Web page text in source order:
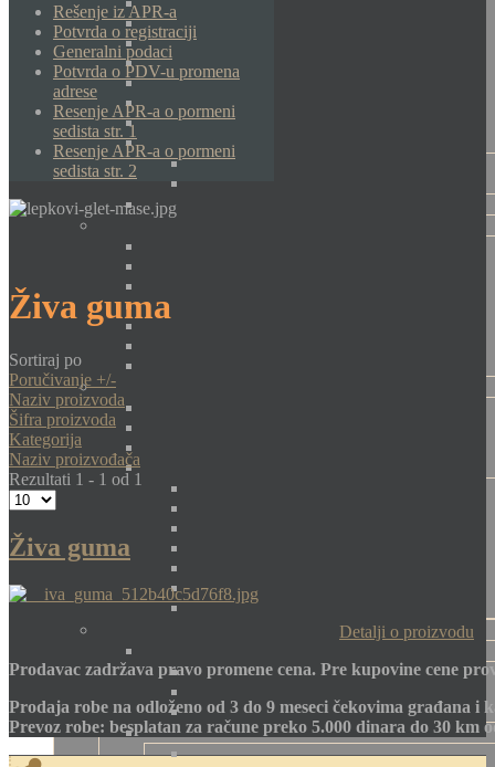
Rešenje iz APR-a
Potvrda o registraciji
Generalni podaci
Potvrda o PDV-u promena
adrese
Resenje APR-a o pormeni
sedista str. 1
Resenje APR-a o pormeni
sedista str. 2
Živa guma
Sortiraj po
Poručivanje +/-
Naziv proizvoda
Šifra proizvoda
Kategorija
Naziv proizvođača
Rezultati 1 - 1 od 1
Živa guma
Detalji o proizvodu
Prodavac zadržava pravo promene cena. Pre kupovine cene
Prodaja robe na odloženo od 3 do 9 meseci čekovima građana i
Prevoz robe: besplatan za račune preko 5.000 dinara do 30 km